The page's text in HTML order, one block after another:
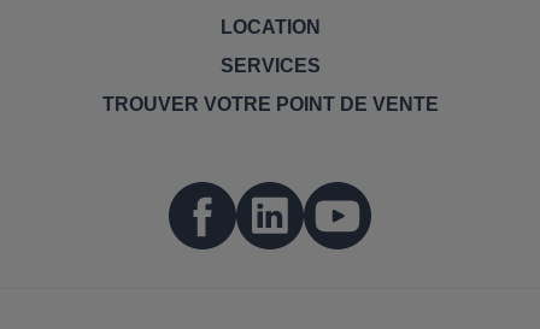
LOCATION
SERVICES
TROUVER VOTRE POINT DE VENTE